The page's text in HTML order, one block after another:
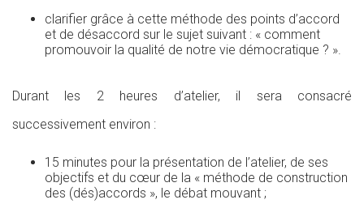
clarifier grâce à cette méthode des points d’accord
et de désaccord sur le sujet suivant : « comment
promouvoir la qualité de notre vie démocratique ? ».
Durant les 2 heures d’atelier, il sera consacré
successivement environ :
15 minutes pour la présentation de l’atelier, de ses
objectifs et du cœur de la « méthode de construction
des (dés)accords », le débat mouvant ;